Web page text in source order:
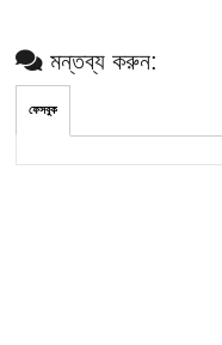
মন্তব্য করুন:
ফেসবুক